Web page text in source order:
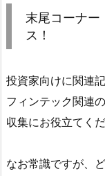
末尾コーナー
ス！
投資家向けに関連
フィンテック関連
収集にお役立てくだ
なお常識ですが、